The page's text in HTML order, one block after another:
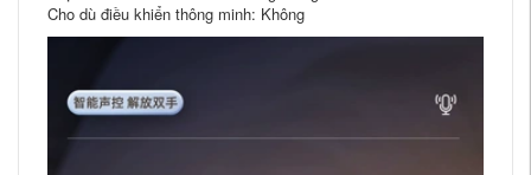
Cho dù điều khiển thông minh: Không